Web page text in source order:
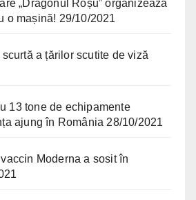
„Dragonul Roșu” organizează
o mașină! 29/10/2021
a țărilor scutite de viză
13 tone de echipamente
ajung în România 28/10/2021
Moderna a sosit în